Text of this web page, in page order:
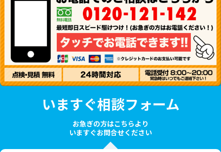
いますぐ相談フォーム
お急ぎの方はこちらより
いますぐお問合せください